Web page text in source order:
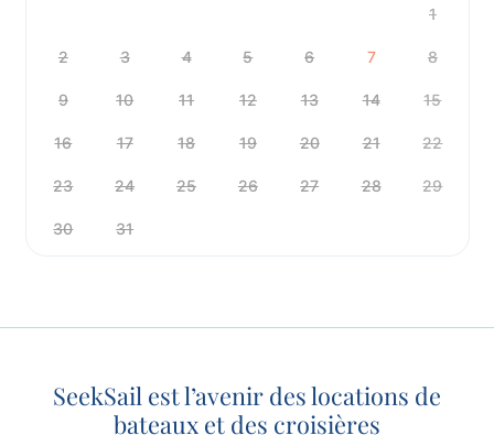
1
2 3 4 5 6 7 8
9 10 11 12 13 14 15
16 17 18 19 20 21 22
23 24 25 26 27 28 29
30 31
SeekSail est l’avenir des locations de
bateaux et des croisières